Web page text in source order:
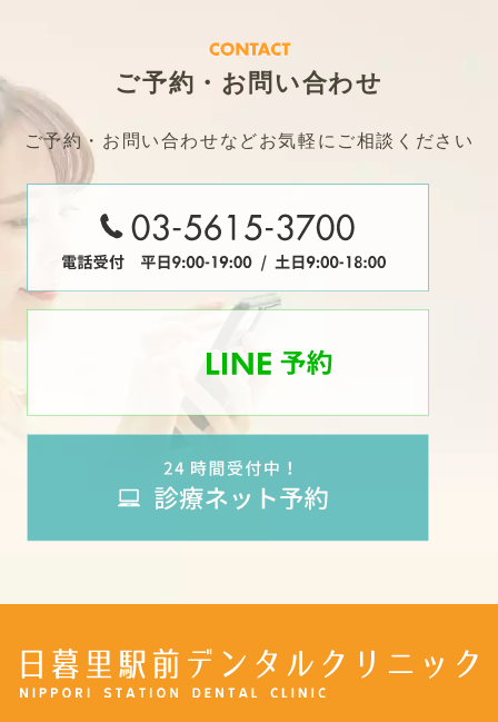
ご予約・お問い合わせ
ご予約・お問い合わせなどお気軽にご相談ください